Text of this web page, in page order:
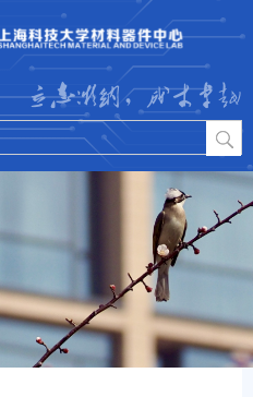
立志微纳，成才卓越